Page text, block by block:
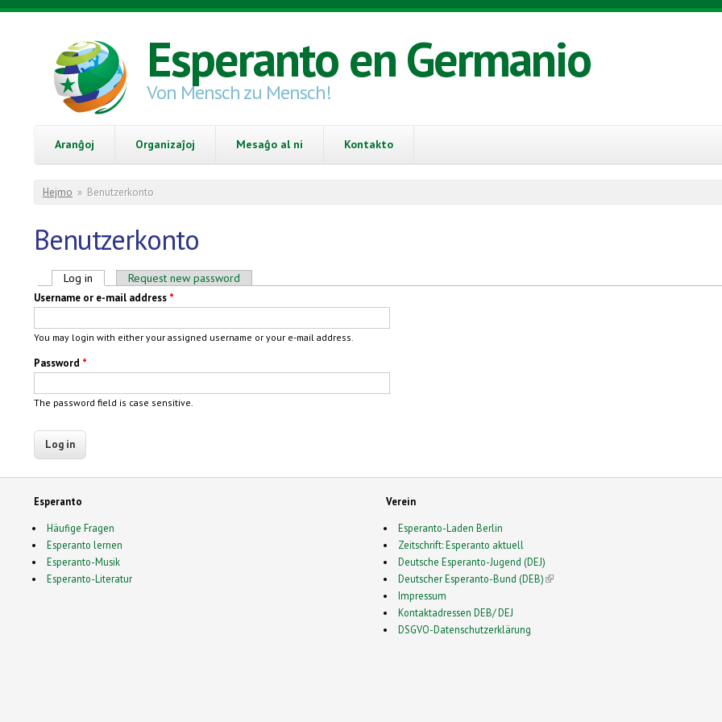
Skip to main content
Esperanto en Germanio
Von Mensch zu Mensch!
Aranĝoj Organizaĵoj Mesaĝo al ni Kontakto
You are here
Hejmo » Benutzerkonto
Benutzerkonto
Primary tabs
Log in (active tab)Request new password
Username or e-mail address *
You may login with either your assigned username or your e-mail address.
Password *
The password field is case sensitive.
Esperanto
Häufige Fragen
Esperanto lernen
Esperanto-Musik
Esperanto-Literatur
Verein
Esperanto-Laden Berlin
Zeitschrift: Esperanto aktuell
Deutsche Esperanto-Jugend (DEJ)
Deutscher Esperanto-Bund (DEB)(link is external)
Impressum
Kontaktadressen DEB/ DEJ
DSGVO-Datenschutzerklärung